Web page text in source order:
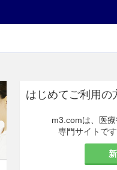
はじめてご利用の
m3.comは、医
専門サイトで